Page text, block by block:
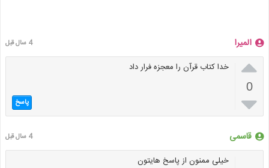
المیرا 4 سال قبل

0

خدا کتاب قرآن را معجزه فرار داد
پاسخ
قاسمی 4 سال قبل
خیلی ممنون از پاسخ هایتون